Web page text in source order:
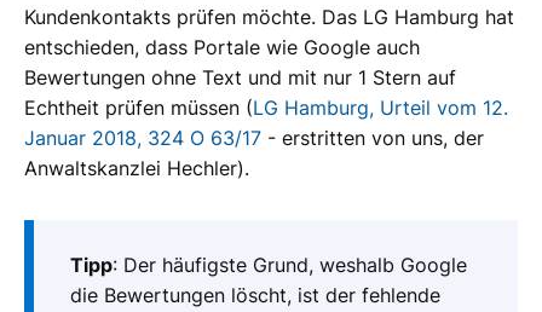
Kundenkontakts prüfen möchte. Das LG Hamburg hat
entschieden, dass Portale wie Google auch
Bewertungen ohne Text und mit nur 1 Stern auf
Echtheit prüfen müssen (LG Hamburg, Urteil vom 12.
Januar 2018, 324 O 63/17 - erstritten von uns, der
Anwaltskanzlei Hechler).
Tipp: Der häufigste Grund, weshalb Google
die Bewertungen löscht, ist der fehlende